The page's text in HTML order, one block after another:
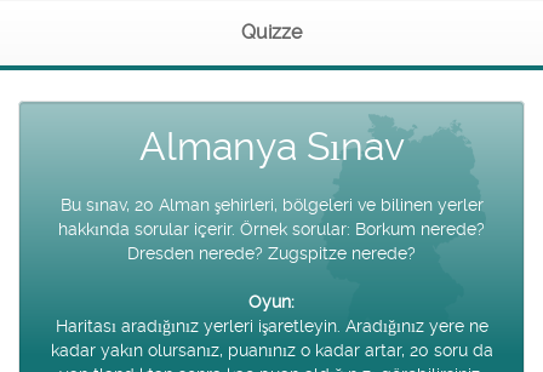
Quizze
Almanya Sınav
Bu sınav, 20 Alman şehirleri, bölgeleri ve bilinen yerler
hakkında sorular içerir. Örnek sorular: Borkum nerede?
Dresden nerede? Zugspitze nerede?
Oyun:
Haritası aradığınız yerleri işaretleyin. Aradığınız yere ne
kadar yakın olursanız, puanınız o kadar artar, 20 soru da